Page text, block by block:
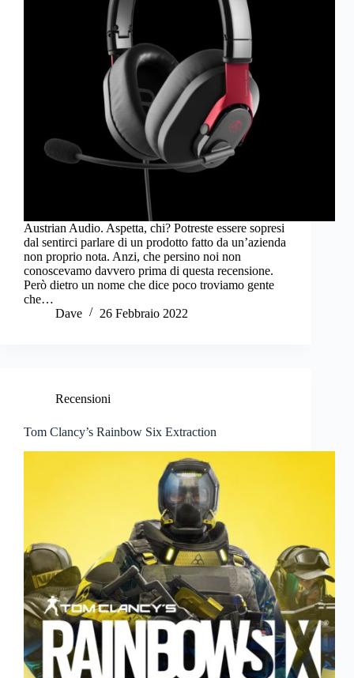
Austrian Audio. Aspetta, chi? Potreste essere sopresi
dal sentirci parlare di un prodotto fatto da un’azienda
non proprio nota. Anzi, che persino noi non
conoscevamo davvero prima di questa recensione.
Però dietro un nome che dice poco troviamo gente
che…
Dave
26 Febbraio 2022
Recensioni
Tom Clancy’s Rainbow Six Extraction